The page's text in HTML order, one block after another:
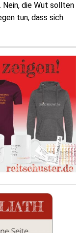
Nein, die Wut sollten
tun, dass sich